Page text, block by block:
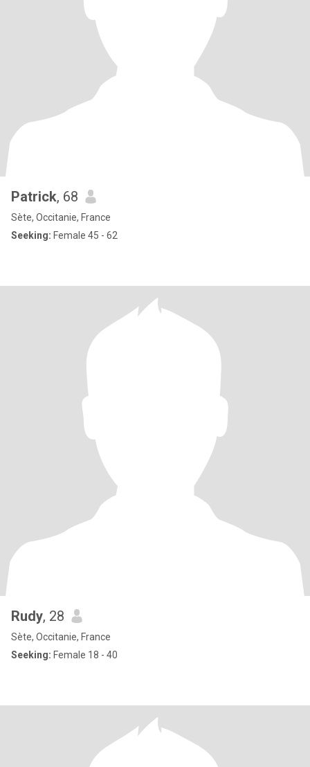
Patrick, 68
Sète, Occitanie, France
Seeking: Female 45 - 62
Rudy, 28
Sète, Occitanie, France
Seeking: Female 18 - 40